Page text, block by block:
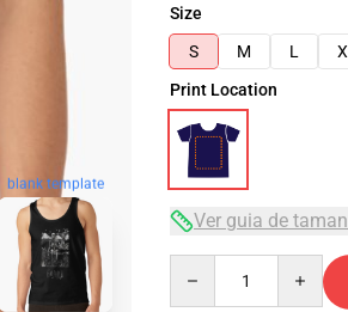
blank template
Size
S
M L
Print Location
Ver guia de